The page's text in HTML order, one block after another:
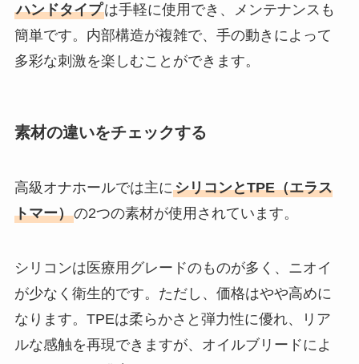
ハンドタイプは手軽に使用でき、メンテナンスも
簡単です。内部構造が複雑で、手の動きによって
多彩な刺激を楽しむことができます。
素材の違いをチェックする
高級オナホールでは主にシリコンとTPE（エラス
トマー）の2つの素材が使用されています。
シリコンは医療用グレードのものが多く、ニオイ
が少なく衛生的です。ただし、価格はやや高めに
なります。TPEは柔らかさと弾力性に優れ、リア
ルな感触を再現できますが、オイルブリードによ